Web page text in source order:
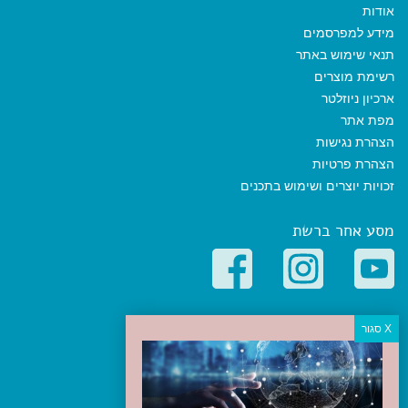
אודות
מידע למפרסמים
תנאי שימוש באתר
רשימת מוצרים
ארכיון ניוזלטר
מפת אתר
הצהרת נגישות
הצהרת פרטיות
זכויות יוצרים ושימוש בתכנים
מסע אחר ברשת
קטגוריות פופולריות
יעדים
טיולים בישראל
מלונות בוטיק בישראל